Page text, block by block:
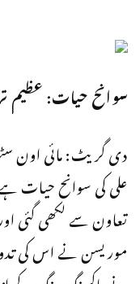
سوانح حیات: عظیم
علی کی سوانح حیات
تعاون سے لکھی گئی اور
موریسن نے اس کی